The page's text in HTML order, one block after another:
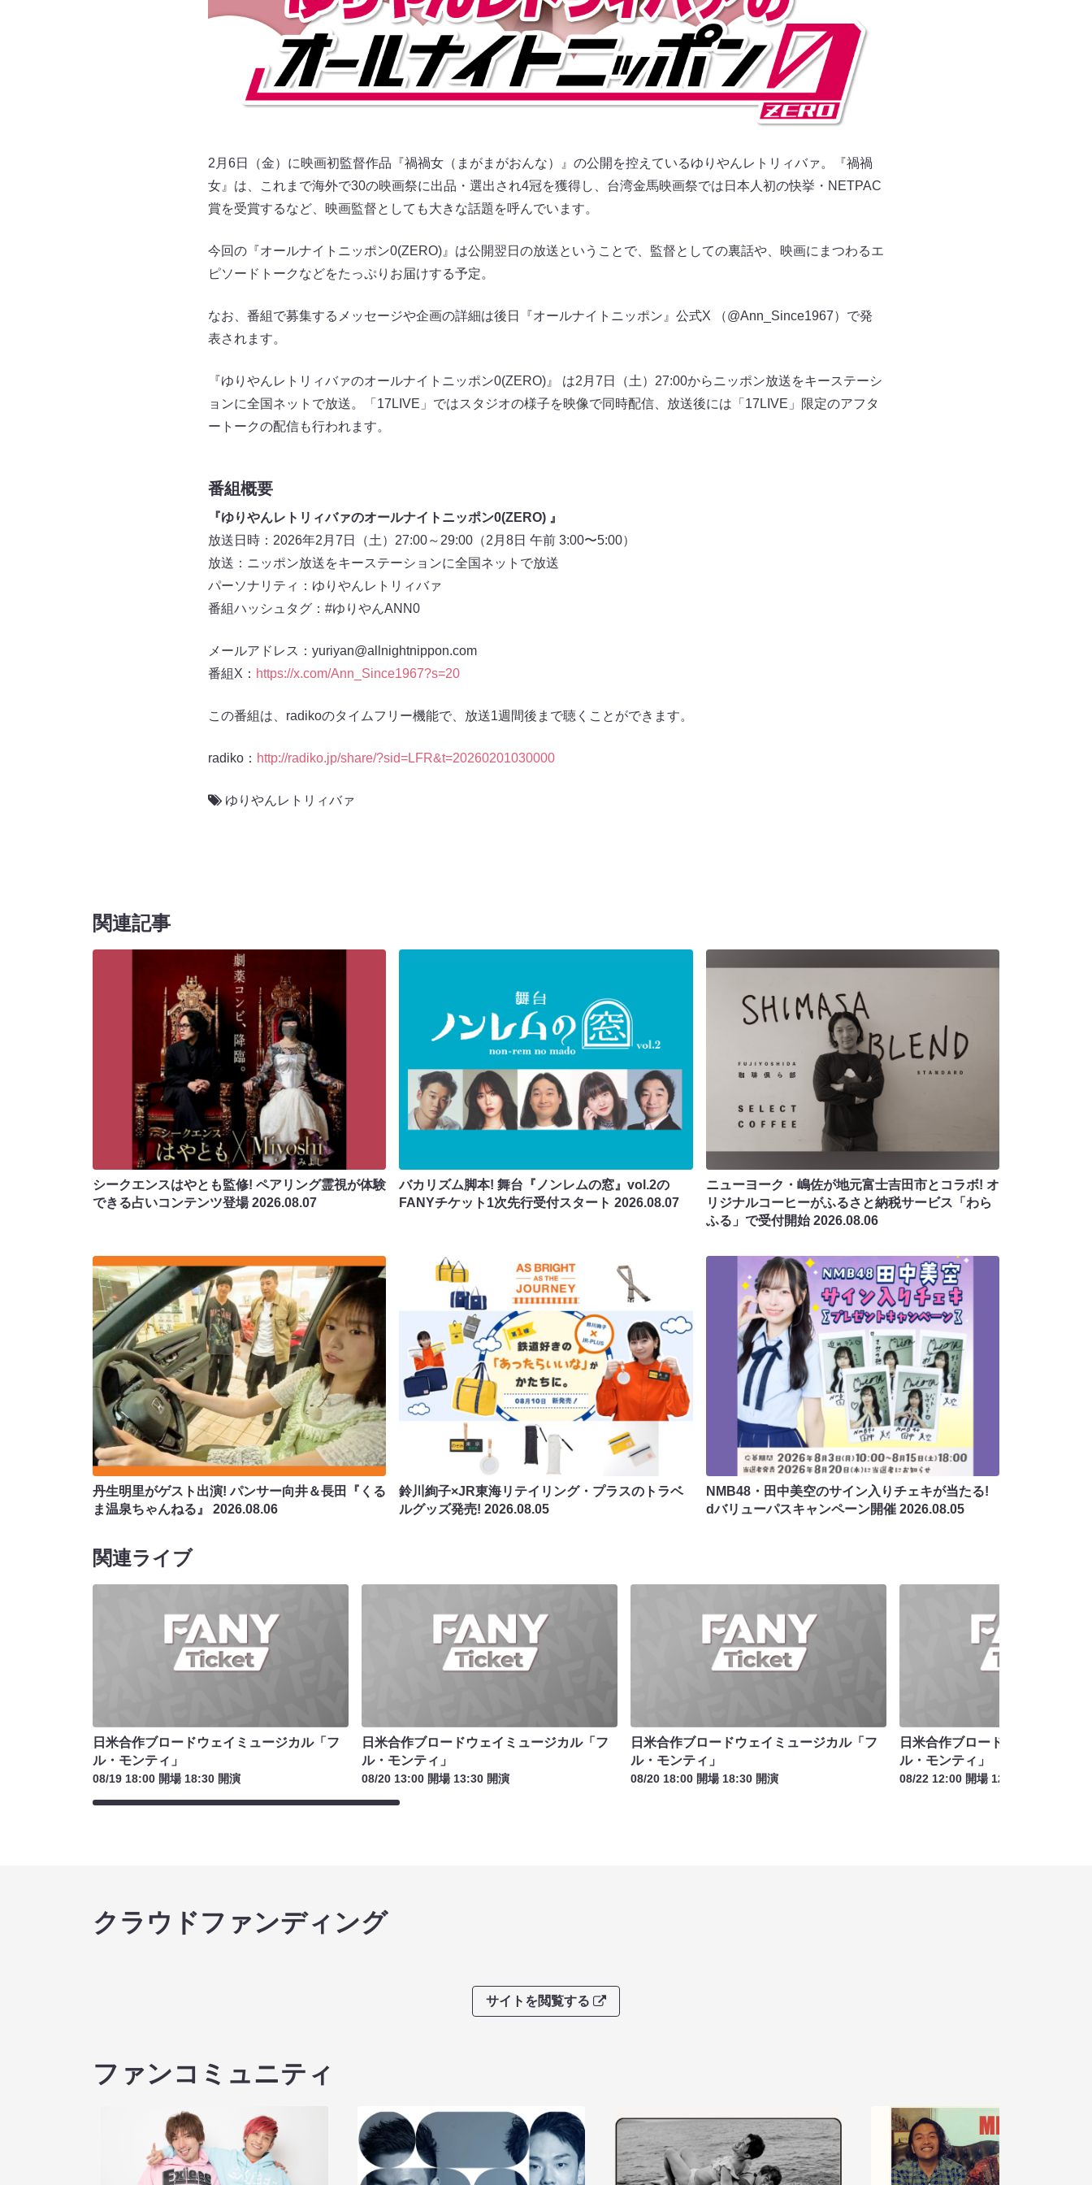
2月6日（金）に映画初監督作品『禍禍女（まがまがおんな）』の公開を控えているゆりやんレトリィバァ。『禍禍
女』は、これまで海外で30の映画祭に出品・選出され4冠を獲得し、台湾金馬映画祭では日本人初の快挙・NETPAC
賞を受賞するなど、映画監督としても大きな話題を呼んでいます。
今回の『オールナイトニッポン0(ZERO)』は公開翌日の放送ということで、監督としての裏話や、映画にまつわるエ
ピソードトークなどをたっぷりお届けする予定。
なお、番組で募集するメッセージや企画の詳細は後日『オールナイトニッポン』公式X （@Ann_Since1967）で発
表されます。
『ゆりやんレトリィバァのオールナイトニッポン0(ZERO)』 は2月7日（土）27:00からニッポン放送をキーステーシ
ョンに全国ネットで放送。「17LIVE」ではスタジオの様子を映像で同時配信、放送後には「17LIVE」限定のアフタ
ートークの配信も行われます。
番組概要
『ゆりやんレトリィバァのオールナイトニッポン0(ZERO) 』
放送日時：2026年2月7日（土）27:00～29:00（2月8日 午前 3:00〜5:00）
放送：ニッポン放送をキーステーションに全国ネットで放送
パーソナリティ：ゆりやんレトリィバァ
番組ハッシュタグ：#ゆりやんANN0
メールアドレス：yuriyan@allnightnippon.com
番組X： https://x.com/Ann_Since1967?s=20
この番組は、radikoのタイムフリー機能で、放送1週間後まで聴くことができます。
radiko： http://radiko.jp/share/?sid=LFR&t=20260201030000
ゆりやんレトリィバァ
関連記事
シークエンスはやとも監修! ペアリング霊視が体験
できる占いコンテンツ登場2026.08.07
バカリズム脚本! 舞台『ノンレムの窓』vol.2の
FANYチケット1次先行受付スタート2026.08.07
ニューヨーク・嶋佐が地元富士吉田市とコラボ! オ
リジナルコーヒーがふるさと納税サービス「わら
ふる」で受付開始2026.08.06
丹生明里がゲスト出演! パンサー向井＆長田『くる
ま温泉ちゃんねる』 2026.08.06
鈴川絢子×JR東海リテイリング・プラスのトラベ
ルグッズ発売!2026.08.05
NMB48・田中美空のサイン入りチェキが当たる!
dバリューパスキャンペーン開催 2026.08.05
関連ライブ
日米合作ブロードウェイミュージカル「フ
ル・モンティ」
08/19 18:00 開場 18:30 開演
日米合作ブロードウェイミュージカル「フ
ル・モンティ」
08/20 13:00 開場 13:30 開演
日米合作ブロードウェイミュージカル「フ
ル・モンティ」
08/20 18:00 開場 18:30 開演
日米合作ブロードウェイミュー
ル・モンティ」
08/22 12:00 開場 12:30 開演
クラウドファンディング
サイトを閲覧する
ファンコミュニティ